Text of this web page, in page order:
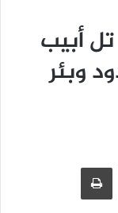
أبيب
وبئر
عبر البريد طباعة